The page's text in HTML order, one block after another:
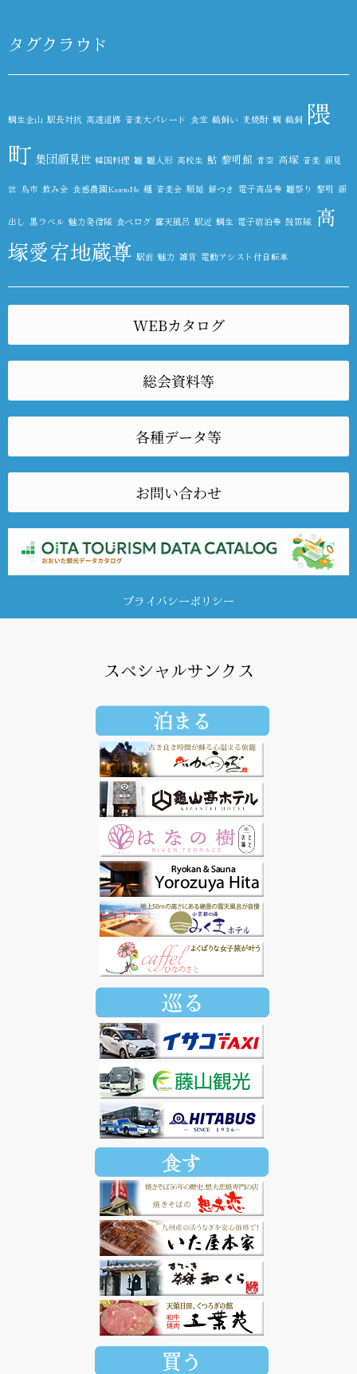
タグクラウド
鯛生金山 駅長対抗 高速道路 音楽大パレード 食堂 鵜飼い 麦焼酎 鯛 鵜飼 隈
町 集団顔見世 韓国料理 雛 雛人形 高校生 鮎 黎明館 青空 高塚 音楽 顔見
世 鳥市 飲み会 食感農園KazetoNe 麺 音楽会 順延 餅つき 電子商品券 雛祭り 黎明 顔
出し 黒ラベル 魅力発信隊 食べログ 露天風呂 駅近 鯛生 電子宿泊券 鼓笛隊 高
塚愛宕地蔵尊 駅前 魅力 雑貨 電動アシスト付自転車
WEBカタログ
総会資料等
各種データ等
お問い合わせ
プライバシーポリシー
スペシャルサンクス